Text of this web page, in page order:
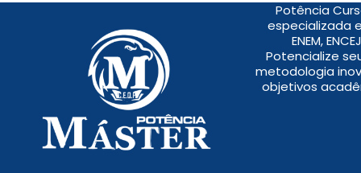
Potência
especializada
ENEM,
Potencialize
metodologia
objetivos